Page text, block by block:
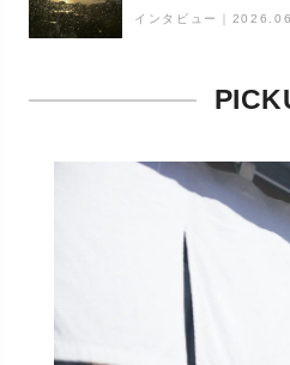
ケープ
インタビュー